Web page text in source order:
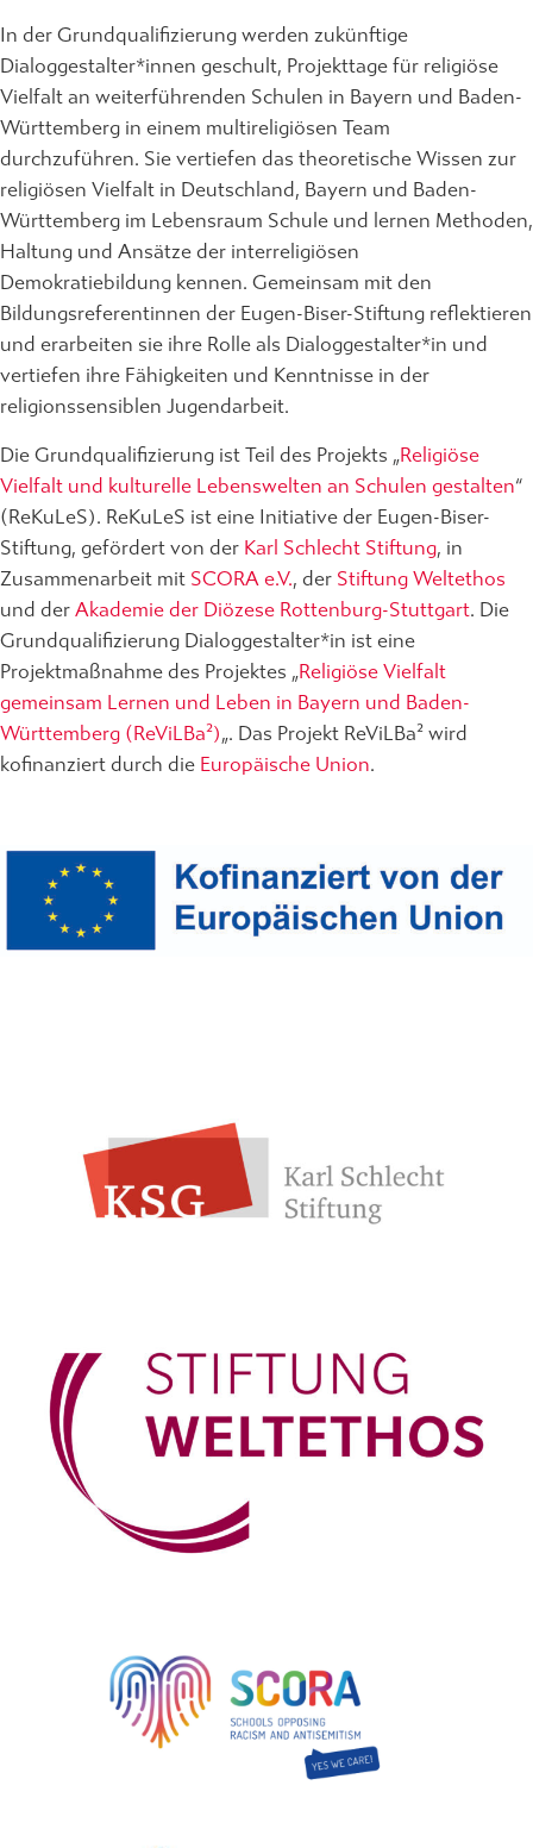
In der Grundqualifizierung werden zukünftige
Dialoggestalter*innen geschult, Projekttage für religiöse
Vielfalt an weiterführenden Schulen in Bayern und Baden-
Württemberg in einem multireligiösen Team
durchzuführen. Sie vertiefen das theoretische Wissen zur
religiösen Vielfalt in Deutschland, Bayern und Baden-
Württemberg im Lebensraum Schule und lernen Methoden,
Haltung und Ansätze der interreligiösen
Demokratiebildung kennen. Gemeinsam mit den
Bildungsreferentinnen der Eugen-Biser-Stiftung reflektieren
und erarbeiten sie ihre Rolle als Dialoggestalter*in und
vertiefen ihre Fähigkeiten und Kenntnisse in der
religionssensiblen Jugendarbeit.
Die Grundqualifizierung ist Teil des Projekts „Religiöse
Vielfalt und kulturelle Lebenswelten an Schulen gestalten“
(ReKuLeS). ReKuLeS ist eine Initiative der Eugen-Biser-
Stiftung, gefördert von der Karl Schlecht Stiftung, in
Zusammenarbeit mit SCORA e.V., der Stiftung Weltethos
und der Akademie der Diözese Rottenburg-Stuttgart. Die
Grundqualifizierung Dialoggestalter*in ist eine
Projektmaßnahme des Projektes „Religiöse Vielfalt
gemeinsam Lernen und Leben in Bayern und Baden-
Württemberg (ReViLBa²)„. Das Projekt ReViLBa² wird
kofinanziert durch die Europäische Union.